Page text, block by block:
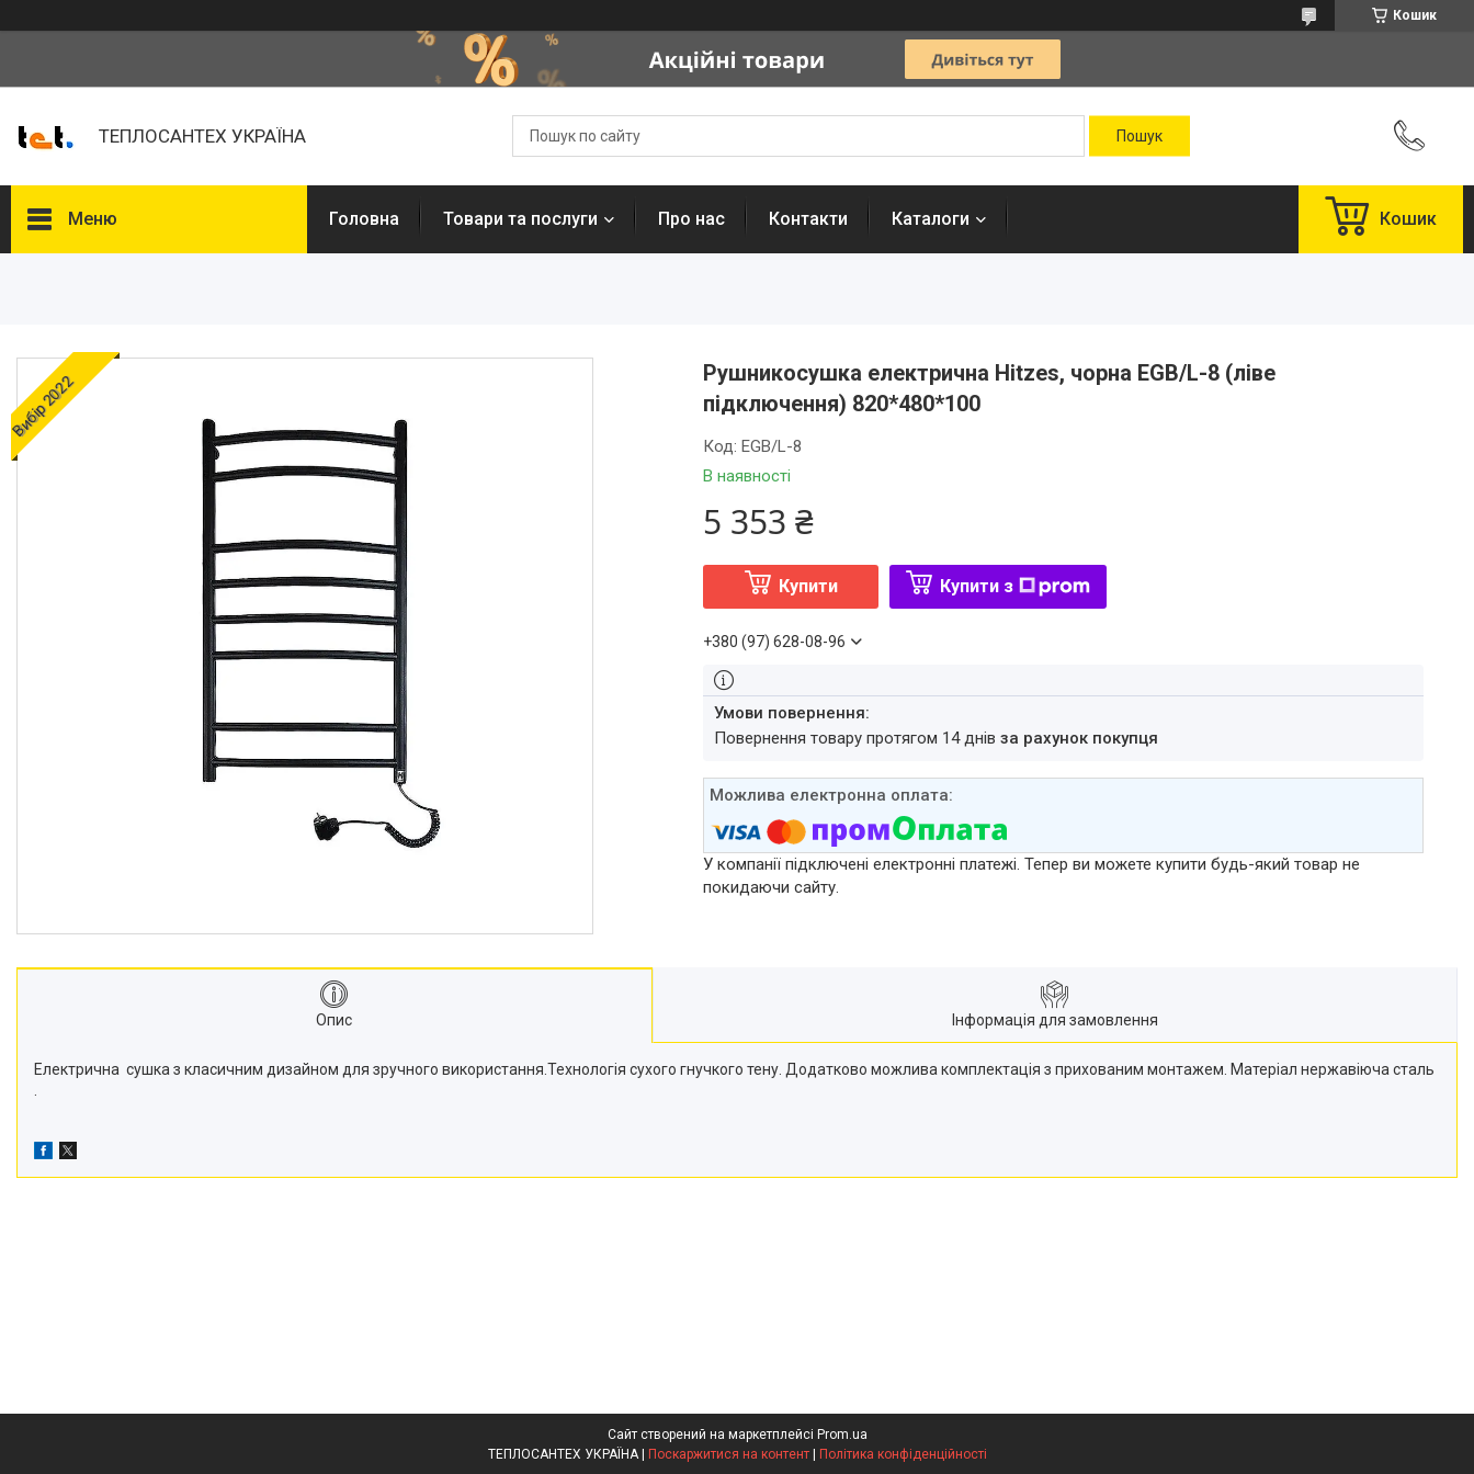
Кошик
ТЕПЛОСАНТЕХ УКРАЇНА
Меню
Відгуки
Головна Товари та послуги Про нас Контакти Каталоги Кошик
Вибір 2022
Рушникосушка електрична Hitzes, чорна EGB/L-8 (ліве
підключення) 820*480*100
В наявності
Код:EGB/L-8
5 353 ₴
Купити Купити з
+380 (97) 628-08-96
повернення товару протягом 14 днівза рахунок покупця
У компанії підключені електронні платежі. Тепер ви можете купити будь-який товар не
покидаючи сайту.
Опис Інформація для замовлення
Електрична сушка з класичним дизайном для зручного використання.Технологія сухого гнучкого тену. Додатково можлива комплектація з прихованим монтажем. Матеріал нержавіюча сталь
Сайт створений на маркетплейсі Prom.ua
ТЕПЛОСАНТЕХ УКРАЇНА | Поскаржитися на контент | Політика конфіденційності